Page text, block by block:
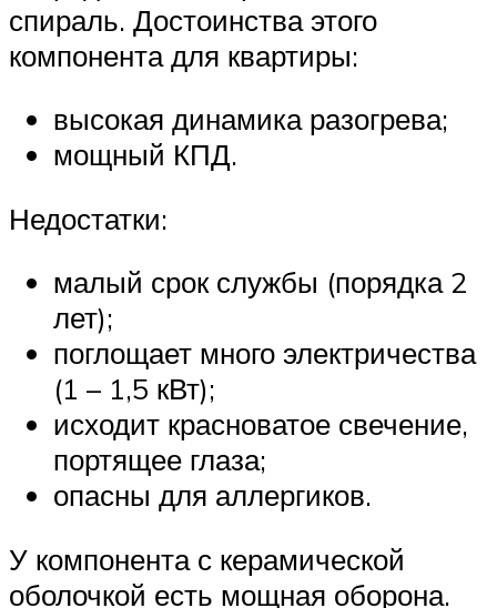
спираль. Достоинства этого
компонента для квартиры:
высокая динамика разогрева;
мощный КПД.
Недостатки:
малый срок службы (порядка 2
лет);
поглощает много электричества
(1 – 1,5 кВт);
исходит красноватое свечение,
портящее глаза;
опасны для аллергиков.
У компонента с керамической
оболочкой есть мощная оборона.